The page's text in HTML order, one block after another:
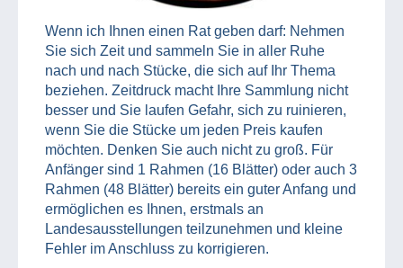
Wenn ich Ihnen einen Rat geben darf: Nehmen
Sie sich Zeit und sammeln Sie in aller Ruhe
nach und nach Stücke, die sich auf Ihr Thema
beziehen. Zeitdruck macht Ihre Sammlung nicht
besser und Sie laufen Gefahr, sich zu ruinieren,
wenn Sie die Stücke um jeden Preis kaufen
möchten. Denken Sie auch nicht zu groß. Für
Anfänger sind 1 Rahmen (16 Blätter) oder auch 3
Rahmen (48 Blätter) bereits ein guter Anfang und
ermöglichen es Ihnen, erstmals an
Landesausstellungen teilzunehmen und kleine
Fehler im Anschluss zu korrigieren.